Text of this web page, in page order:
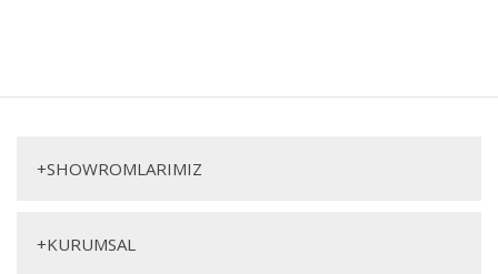
Eos Köşe Koltuk
+SHOWROMLARIMIZ
+KURUMSAL